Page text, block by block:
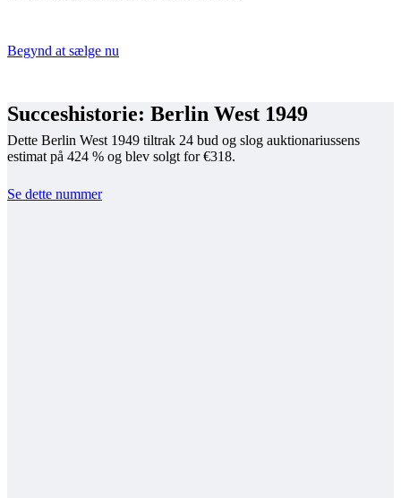
Begynd at sælge nu
Succeshistorie: Berlin West 1949
Dette Berlin West 1949 tiltrak 24 bud og slog auktionariussens
estimat på 424 % og blev solgt for €318.
Se dette nummer